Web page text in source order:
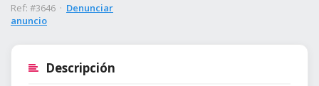
Ref: #3646 · Denunciar
anuncio
Descripción